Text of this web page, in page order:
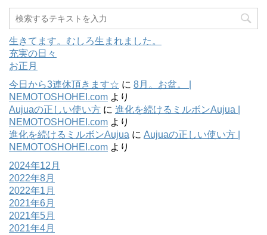
生きてます。むしろ生まれました。
充実の日々
お正月
今日から3連休頂きます☆ に 8月。お盆。 |
NEMOTOSHOHEI.com より
Aujuaの正しい使い方 に 進化を続けるミルボンAujua |
NEMOTOSHOHEI.com より
進化を続けるミルボンAujua に Aujuaの正しい使い方 |
NEMOTOSHOHEI.com より
2024年12月
2022年8月
2022年1月
2021年6月
2021年5月
2021年4月